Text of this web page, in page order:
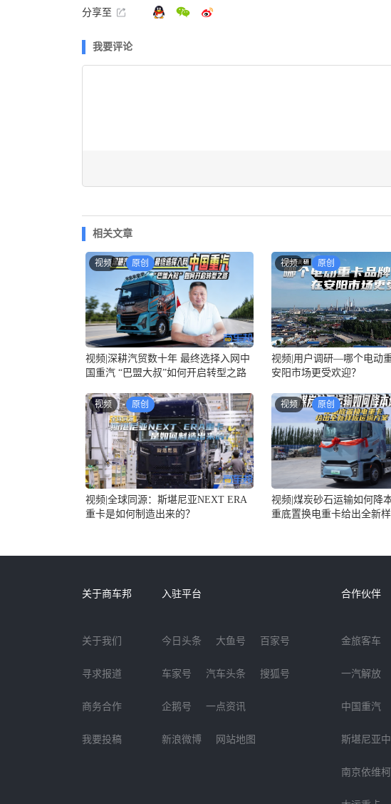
分享至
我要评论
相关文章
视频 原创
视频|深耕汽贸数十年 最终选择入网中
国重汽 “巴盟大叔”如何开启转型之路
视频 原创
视频|用户调研—哪个电动
安阳市场更受欢迎？
视频 原创
视频|全球同源：斯堪尼亚NEXT ERA
重卡是如何制造出来的？
视频 原创
视频|煤炭砂石运输如何降
重底置换电重卡给出全新样
关于商车邦
关于我们
寻求报道
商务合作
我要投稿
入驻平台
今日头条 大鱼号 百家号
车家号 汽车头条 搜狐号
企鹅号 一点资讯
新浪微博 网站地图
合作伙伴
金旅客车
一汽解放
中国重汽
斯堪尼亚中
南京依维柯